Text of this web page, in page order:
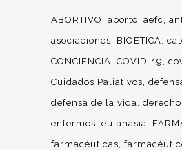
ABORTIVO aborto aefc
asociaciones
BIOETICA
CONCIENCIA COVID-19
Cuidados Paliativos
defensa de la vida derecho
enfermos eutanasia
farmacéuticas